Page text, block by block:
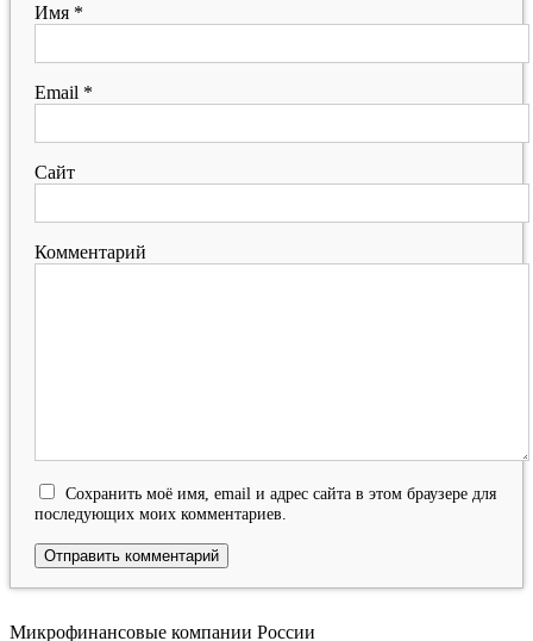
Имя *
Email *
Сайт
Комментарий
Сохранить моё имя, email и адрес сайта в этом браузере для
последующих моих комментариев.
Микрофинансовые компании России